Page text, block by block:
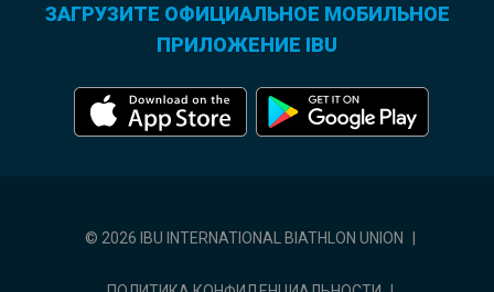
ЗАГРУЗИТЕ ОФИЦИАЛЬНОЕ МОБИЛЬНОЕ
ПРИЛОЖЕНИЕ IBU
© 2026 IBU INTERNATIONAL BIATHLON UNION